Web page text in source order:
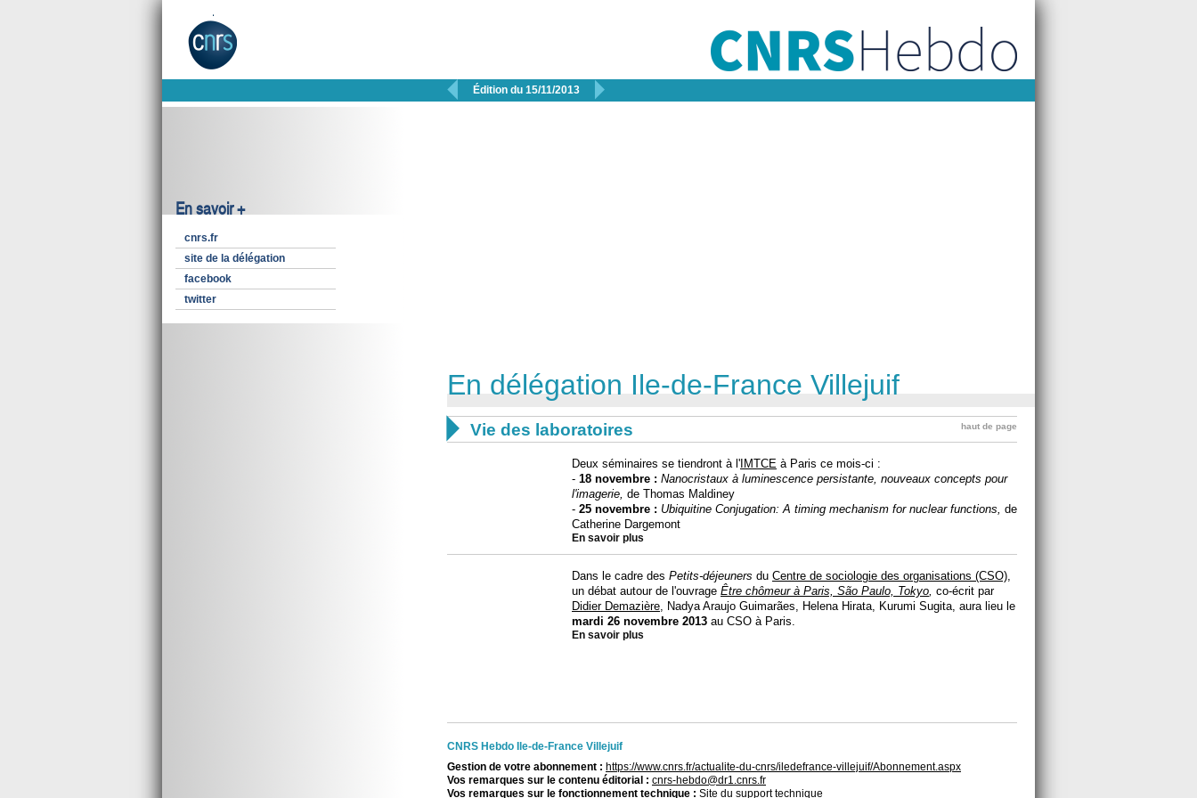
 Édition du 15/11/2013 
En savoir +
cnrs.fr
site de la délégation
facebook
twitter
En délégation Ile-de-France Villejuif
 Vie des laboratoires haut de page
Deux séminaires se tiendront à l' IMTCE à Paris ce mois-ci :
- 18 novembre : Nanocristaux à luminescence persistante, nouveaux concepts pour
l'imagerie, de Thomas Maldiney
- 25 novembre : Ubiquitine Conjugation: A timing mechanism for nuclear functions, de
Catherine Dargemont
En savoir plus
Dans le cadre des Petits-déjeuners du Centre de sociologie des organisations (CSO),
un débat autour de l'ouvrage Être chômeur à Paris, São Paulo, Tokyo, co-écrit par
Didier Demazière, Nadya Araujo Guimarães, Helena Hirata, Kurumi Sugita, aura lieu le
mardi 26 novembre 2013 au CSO à Paris.
En savoir plus
CNRS Hebdo Ile-de-France Villejuif
Gestion de votre abonnement : https://www.cnrs.fr/actualite-du-cnrs/iledefrance-villejuif/Abonnement.aspx
Vos remarques sur le contenu éditorial : cnrs-hebdo@dr1.cnrs.fr
Vos remarques sur le fonctionnement technique : Site du support technique